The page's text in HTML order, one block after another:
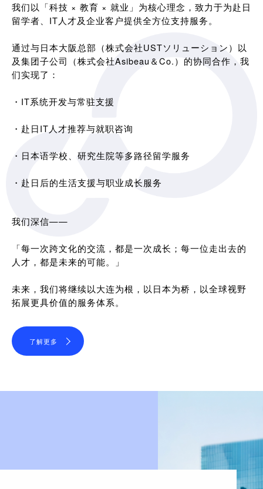
我们以「科技 × 教育 × 就业」为核心理念，致力于为赴日
留学者、IT人才及企业客户提供全方位支持服务。
通过与日本大阪总部（株式会社USTソリューション）以
及集团子公司（株式会社Asibeau＆Co.）的协同合作，我
们实现了：
・IT系统开发与常驻支援
・赴日IT人才推荐与就职咨询
・日本语学校、研究生院等多路径留学服务
・赴日后的生活支援与职业成长服务
我们深信——
「每一次跨文化的交流，都是一次成长；每一位走出去的
人才，都是未来的可能。」
未来，我们将继续以大连为根，以日本为桥，以全球视野
拓展更具价值的服务体系。
了解更多